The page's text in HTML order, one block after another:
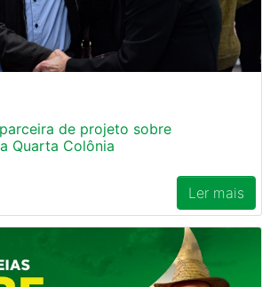
de projeto sobre
Quarta Colônia
Ler mais